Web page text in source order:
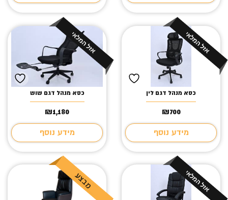
כסא מנהל דגם לין
₪700
מידע נוסף
כסא מנהל דגם שוש
₪1,180
מידע נוסף